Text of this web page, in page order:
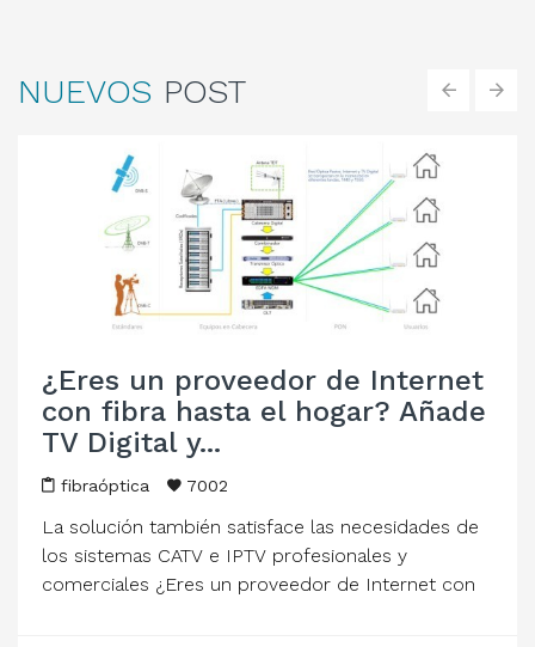
NUEVOS POST
¿Eres un proveedor de Internet
con fibra hasta el hogar? Añade
TV Digital y...
fibraóptica 7002
La solución también satisface las necesidades de
los sistemas CATV e IPTV profesionales y
comerciales ¿Eres un proveedor de Internet con